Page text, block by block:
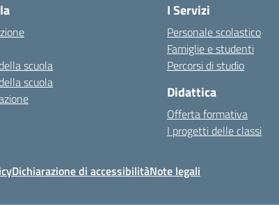
scuola
scuola
I Servizi
Personale scolastico
Famiglie e studenti
Percorsi di studio
Didattica
Offerta formativa
I progetti delle classi
Dichiarazione di accessibilitàNote legali